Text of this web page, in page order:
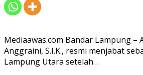
Mediaawas.com Bandar Lampung –
Anggraini, S.I.K., resmi menjabat
Lampung Utara setelah…